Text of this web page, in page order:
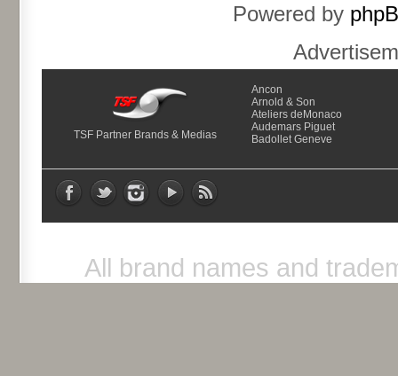
Powered by
TSF Partner Brands & Medias
Ancon
Arnold & Son
Ateliers deMonaco
Audemars Piguet
Badollet Geneve
All brand names and